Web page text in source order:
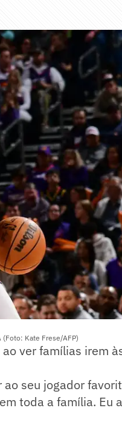
(Foto: Kate Frese/AFP)
ver famílias irem
seu jogador
toda a família. Eu